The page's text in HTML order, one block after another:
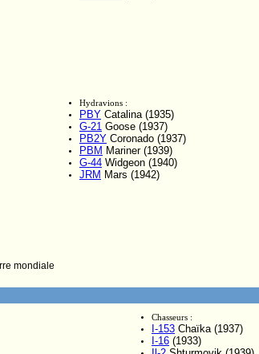
Hydravions :
PBY Catalina (1935)
G-21 Goose (1937)
PB2Y Coronado (1937)
PBM Mariner (1939)
G-44 Widgeon (1940)
JRM Mars (1942)
mondiale
Chasseurs :
I-153 Chaïka (1937)
I-16 (1933)